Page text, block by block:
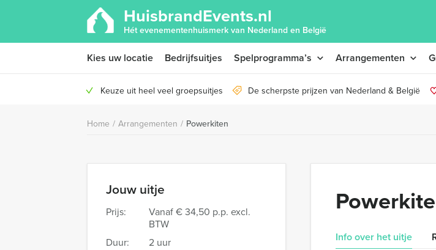
HuisbrandEvents.nl
Hét evenementenhuismerk van Nederland en België
Kies uw locatie Bedrijfsuitjes Spelprogramma’s Arrangementen
Keuze uit heel veel groepsuitjes De scherpste prijzen van Nederland & België
Home / Arrangementen / Powerkiten
Jouw uitje
Prijs: Vanaf€ 34,50 p.p. excl.
BTW
Duur:
2 uur
Info over het uitje